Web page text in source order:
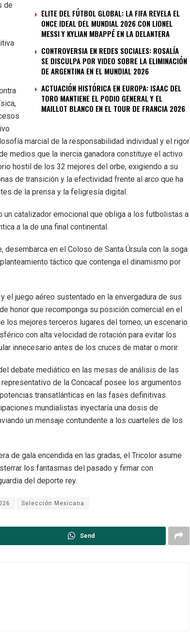
ELITE DEL FÚTBOL GLOBAL: LA FIFA REVELA EL
ONCE IDEAL DEL MUNDIAL 2026 CON LIONEL
MESSI Y KYLIAN MBAPPÉ EN LA DELANTERA
CONTROVERSIA EN REDES SOCIALES: ROSALÍA
SE DISCULPA POR VIDEO SOBRE LA ELIMINACIÓN
DE ARGENTINA EN EL MUNDIAL 2026
ACTUACIÓN HISTÓRICA EN EUROPA: ISAAC DEL
TORO MANTIENE EL PODIO GENERAL Y EL
MAILLOT BLANCO EN EL TOUR DE FRANCIA 2026
de
marcial de la responsabilidad individual y el rigor
medios que la inercia ganadora constituye el activo
hostil de los 32 mejores del orbe, exigiendo a su
de transición y la efectividad frente al arco que ha
de la prensa y la feligresía digital.
un catalizador emocional que obliga a los futbolistas a
a la de una final continental.
desembarca en el Coloso de Santa Úrsula con la soga
táctico que contenga el dinamismo por
el juego aéreo sustentado en la envergadura de sus
honor que recomponga su posición comercial en el
los mejores terceros lugares del torneo; un escenario
con alta velocidad de rotación para evitar los
innecesario antes de los cruces de matar o morir.
debate mediático en las mesas de análisis de las
de la Concacaf posee los argumentos
transatlánticas en las fases definitivas.
mundialistas inyectaría una dosis de
un mensaje contundente a los cuarteles de los
de gala encendida en las gradas, el Tricolor asume
los fantasmas del pasado y firmar con
del deporte rey.
Selección Mexicana
Send